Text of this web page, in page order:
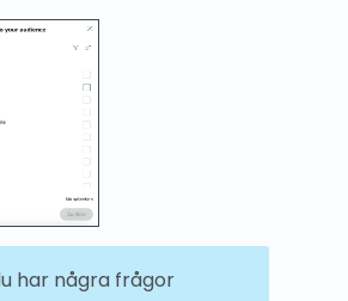
har några frågor